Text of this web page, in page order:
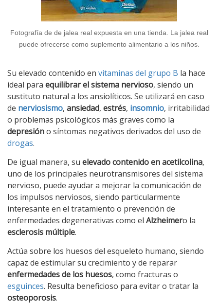
Fotografía de de jalea real expuesta en una tienda. La jalea real
puede ofrecerse como suplemento alimentario a los niños.
Su elevado contenido en vitaminas del grupo B la hace
ideal para equilibrar el sistema nervioso, siendo un
sustituto natural a los ansiolíticos. Se utilizará en caso
de nerviosismo, ansiedad, estrés, insomnio, irritabilidad
o problemas psicológicos más graves como la
depresióno síntomas negativos derivados del uso de
drogas.
De igual manera, su elevado contenido en acetilcolina,
uno de los principales neurotransmisores del sistema
nervioso, puede ayudar a mejorar la comunicación de
los impulsos nerviosos, siendo particularmente
interesante en el tratamiento o prevención de
enfermedades degenerativas como el Alzheimero la
esclerosis múltiple.
Actúa sobre los huesos del esqueleto humano, siendo
capaz de estimular su crecimiento y de reparar
enfermedades de los huesos, como fracturas o
esguinces. Resulta beneficioso para evitar o tratar la
osteoporosis.